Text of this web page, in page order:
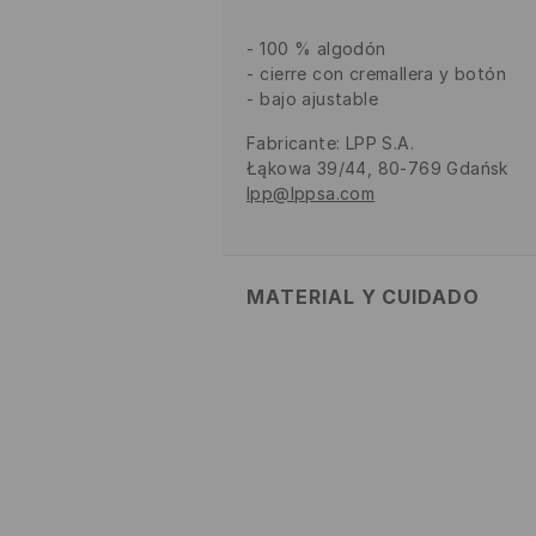
100 % algodón
cierre con cremallera y botón
bajo ajustable
Fabricante: LPP S.A.
Łąkowa 39/44, 80-769 Gdańsk
lpp@lppsa.com
MATERIAL Y CUIDADO